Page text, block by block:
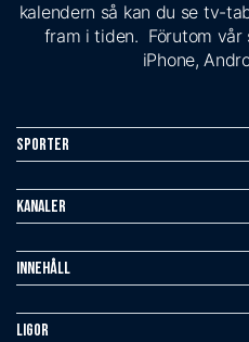
kalendern så kan du se tv-
fram i tiden. Förutom
iPhone,
Sporter
Kanaler
Innehåll
Ligor